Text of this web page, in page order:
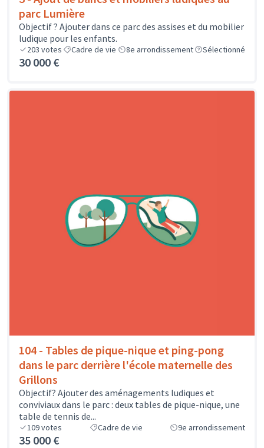
parc Lumière
Objectif ? Ajouter dans ce parc des assises et du mobilier
ludique pour les enfants.
203 votes Cadre de vie 8e arrondissement Sélectionné
30 000 €
104 - Tables de pique-nique et ping-pong
dans le parc derrière l'école maternelle des
Grillons
Objectif? Ajouter des aménagements ludiques et
conviviaux dans le parc : deux tables de pique-nique, une
table de tennis de...
109votes Cadre de vie 9e arrondissement
35 000 €